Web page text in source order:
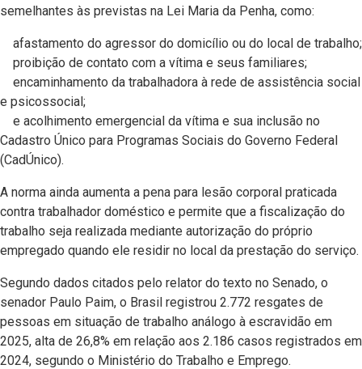
semelhantes às previstas na Lei Maria da Penha, como:
afastamento do agressor do domicílio ou do local de trabalho;
proibição de contato com a vítima e seus familiares;
encaminhamento da trabalhadora à rede de assistência social
e psicossocial;
e acolhimento emergencial da vítima e sua inclusão no
Cadastro Único para Programas Sociais do Governo Federal
(CadÚnico).
A norma ainda aumenta a pena para lesão corporal praticada
contra trabalhador doméstico e permite que a fiscalização do
trabalho seja realizada mediante autorização do próprio
empregado quando ele residir no local da prestação do serviço.
Segundo dados citados pelo relator do texto no Senado, o
senador Paulo Paim, o Brasil registrou 2.772 resgates de
pessoas em situação de trabalho análogo à escravidão em
2025, alta de 26,8% em relação aos 2.186 casos registrados em
2024, segundo o Ministério do Trabalho e Emprego.